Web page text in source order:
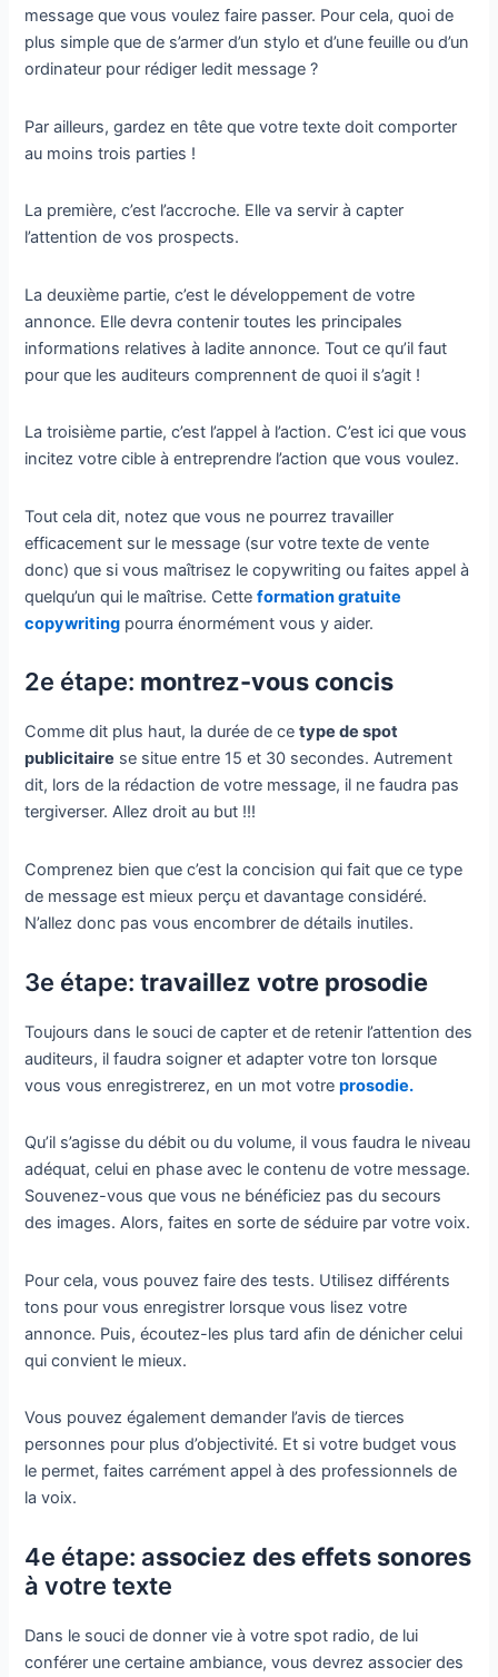
message que vous voulez faire passer. Pour cela, quoi de
plus simple que de s’armer d’un stylo et d’une feuille ou d’un
ordinateur pour rédiger ledit message ?
Par ailleurs, gardez en tête que votre texte doit comporter
au moins trois parties !
La première, c’est l’accroche. Elle va servir à capter
l’attention de vos prospects.
La deuxième partie, c’est le développement de votre
annonce. Elle devra contenir toutes les principales
informations relatives à ladite annonce. Tout ce qu’il faut
pour que les auditeurs comprennent de quoi il s’agit !
La troisième partie, c’est l’appel à l’action. C’est ici que vous
incitez votre cible à entreprendre l’action que vous voulez.
Tout cela dit, notez que vous ne pourrez travailler
efficacement sur le message (sur votre texte de vente
donc) que si vous maîtrisez le copywriting ou faites appel à
quelqu’un qui le maîtrise. Cetteformation gratuite
copywriting pourra énormément vous y aider.
2e étape: montrez-vous concis
Comme dit plus haut, la durée de cetype de spot
publicitaire se situe entre 15 et 30 secondes. Autrement
dit, lors de la rédaction de votre message, il ne faudra pas
tergiverser. Allez droit au but !!!
Comprenez bien que c’est la concision qui fait que ce type
de message est mieux perçu et davantage considéré.
N’allez donc pas vous encombrer de détails inutiles.
3e étape: travaillez votre prosodie
Toujours dans le souci de capter et de retenir l’attention des
auditeurs, il faudra soigner et adapter votre ton lorsque
vous vous enregistrerez, en un mot votreprosodie.
Qu’il s’agisse du débit ou du volume, il vous faudra le niveau
adéquat, celui en phase avec le contenu de votre message.
Souvenez-vous que vous ne bénéficiez pas du secours
des images. Alors, faites en sorte de séduire par votre voix.
Pour cela, vous pouvez faire des tests. Utilisez différents
tons pour vous enregistrer lorsque vous lisez votre
annonce. Puis, écoutez-les plus tard afin de dénicher celui
qui convient le mieux.
Vous pouvez également demander l’avis de tierces
personnes pour plus d’objectivité. Et si votre budget vous
le permet, faites carrément appel à des professionnels de
la voix.
4e étape: associez des effets sonores
à votre texte
Dans le souci de donner vie à votre spot radio, de lui
conférer une certaine ambiance, vous devrez associer des